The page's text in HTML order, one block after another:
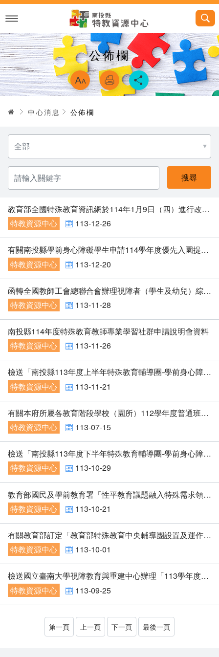
跳
主
內
容
公佈欄 略過字型切換
首頁中心消息 公佈欄
分
類
名
稱
請
輸
入
關
字
教育部全國特殊教育資訊網於114年1月9日（四）進行改版更新及資料庫移轉作業，當日停機。
特教資源中心
113-12-26
有關南投縣學前身心障礙學生申請114學年度優先入園提報鑑定案，詳如說明，請查照。
特教資源中心
113-12-20
函轉全國教師工會總聯合會辦理視障者（學生及幼兒）綜合服務計畫及申請表各1份，請貴校（園）轉知相關訊息給有需求之學生，請查照。
特教資源中心
113-11-28
南投縣114年度特殊教育教師專業學習社群申請說明會資料
特教資源中心
113-11-26
檢送「南投縣113年度上半年特殊教育輔導團-學前身心障礙分團-南投縣早期療育中心組織及運作介紹」增能研習實施計畫1份，請貴校（園）相關教師踴躍報名參加，並惠允公（差）假登記，請查照。
特教資源中心
113-11-21
有關本府所屬各教育階段學校（園所）112學年度普通班教師參與特教研習時數調查
特教資源中心
113-07-15
檢送「南投縣113年度下半年特殊教育輔導團-學前身心障礙分團-你也不想被告嗎？談學前特教不當對待管教界線增能研習」實施計畫1份，請貴校（園）相關教師踴躍報名參加，並惠允公（差）假登記，請查照。
特教資源中心
113-10-29
教育部國民及學前教育署「性平教育議題融入特殊需求領域社會技巧」及「性平教育議題融入特殊需求領域生活管理」課程手冊
特教資源中心
113-10-21
有關教育部訂定「教育部特殊教育中央輔導團設置及運作要點」，業經中華民國113年9月24日以臺教授國部字第1135702641A號令訂定發布，茲檢送發布令影本（含法規條文）1份，請查照。
特教資源中心
113-10-01
檢送國立臺南大學視障教育與重建中心辦理「113學年度聽障專業10學分班」簡章及報名表1份，請查照。
特教資源中心
113-09-25
第一頁 上一頁 下一頁 最後一頁